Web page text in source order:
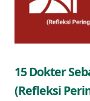
15 Dokter
(Refleksi